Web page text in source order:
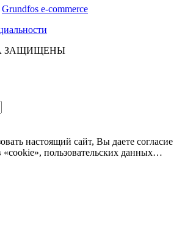
Grundfos e-commerce
ЗАЩИЩЕНЫ
настоящий сайт, Вы даете согласие
«cookie», пользовательских данных…